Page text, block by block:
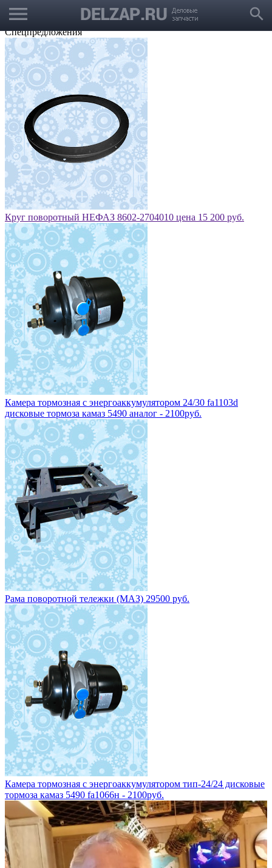
menu search
Выбрать город
Корзина
Заказать звонок
Спецпредложения
Круг поворотный НЕФАЗ 8602-2704010 цена 15 200 руб.
Камера тормозная с энергоаккумулятором 24/30 fa1103d
дисковые тормоза камаз 5490 аналог - 2100руб.
Рама поворотной тележки (МАЗ) 29500 руб.
Камера тормозная с энергоаккумулятором тип-24/24 дисковые
тормоза камаз 5490 fa1066н - 2100руб.